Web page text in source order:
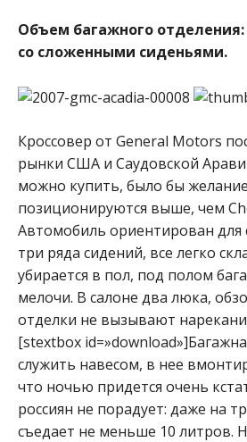
Объем багажного отделения:
со сложенными сиденьями.
Кроссовер от General Motors
рынки США и Саудовской
можно купить, было бы
позиционируются выше, чем
Автомобиль ориентирован для
три ряда сидений, все легко
убирается в пол, под полом
мелочи. В салоне два люка,
отделки не вызывают
[stextbox
служить навесом, в нее
что ночью придется очень
россиян не порадует: даже на
съедает не меньше 10 литров.